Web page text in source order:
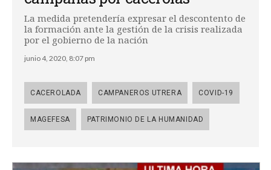
La medida pretendería expresar el descontento de
la formación ante la gestión de la crisis realizada
por el gobierno de la nación
junio 4, 2020, 8:07 pm
CACEROLADA CAMPANEROS UTRERA COVID-19
MAGEFESA PATRIMONIO DE LA HUMANIDAD